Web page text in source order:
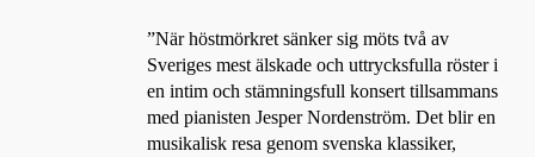
”När höstmörkret sänker sig möts två av
Sveriges mest älskade och uttrycksfulla röster i
en intim och stämningsfull konsert tillsammans
med pianisten Jesper Nordenström. Det blir en
musikalisk resa genom svenska klassiker,